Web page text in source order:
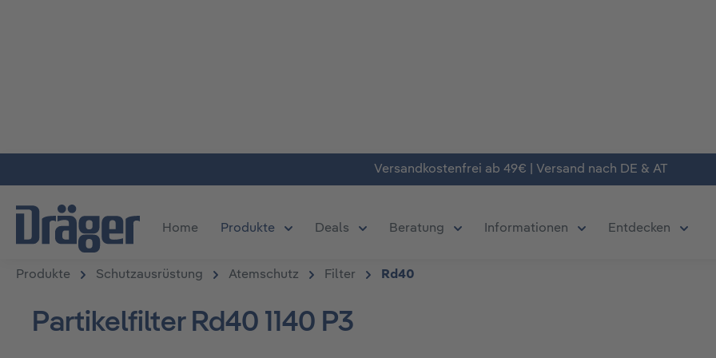
Versandkostenfrei ab 49€ | Versand nach DE & AT
Home Produkte
Öffne oder Schließe das Dropdown der Kategorie Produkte
Deals
Öffne oder Schließe das Dropdown der Kategorie Deals
Beratung Informationen
Öffne oder Schließe
Entdecken
Öffne
Produkte Schutzausrüstung Atemschutz Filter Rd40
Partikelfilter Rd40 1140 P3